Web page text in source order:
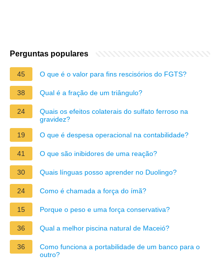
Perguntas populares
45 O que é o valor para fins rescisórios do FGTS?
38 Qual é a fração de um triângulo?
24
Quais os efeitos colaterais do sulfato ferroso na
gravidez?
19
O que é despesa operacional na contabilidade?
41 O que são inibidores de uma reação?
30 Quais línguas posso aprender no Duolingo?
24 Como é chamada a força do ímã?
15 Porque o peso e uma força conservativa?
36 Qual a melhor piscina natural de Maceió?
36
Como funciona a portabilidade de um banco para o
outro?